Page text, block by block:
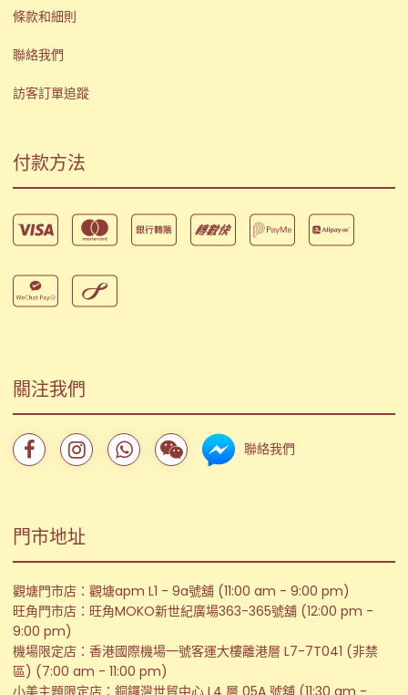
條款和細則
聯絡我們
訪客訂單追蹤
付款方法
關注我們
聯絡我們
門市地址
觀塘門市店：觀塘apm L1 - 9a號舖 (11:00 am - 9:00 pm)
旺角門市店：旺角MOKO新世紀廣場363-365號舖 (12:00 pm -
9:00 pm)
機場限定店：香港國際機場一號客運大樓離港層 L7-7T041 (非禁
區) (7:00 am - 11:00 pm)